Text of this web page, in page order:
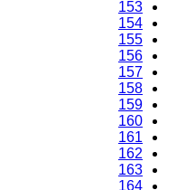
153
154
155
156
157
158
159
160
161
162
163
164